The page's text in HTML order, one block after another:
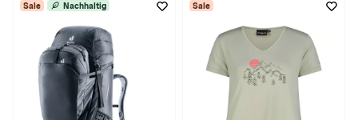
Sale Nachhaltig Sale